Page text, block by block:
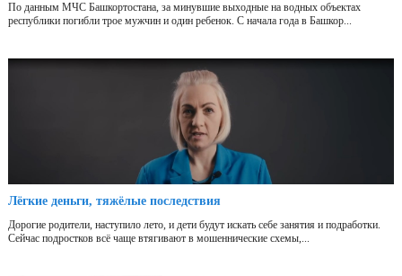
По данным МЧС Башкортостана, за минувшие выходные на водных объектах
республики погибли трое мужчин и один ребенок. С начала года в Башкор...
Лёгкие деньги, тяжёлые последствия
Дорогие родители, наступило лето, и дети будут искать себе занятия и подработки.
Сейчас подростков всё чаще втягивают в мошеннические схемы,...